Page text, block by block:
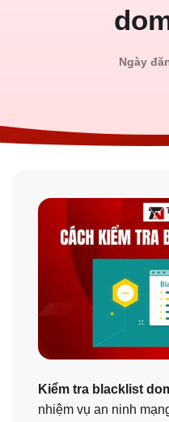
Ngày
Kiểm tra blacklist
nhiệm vụ an ninh